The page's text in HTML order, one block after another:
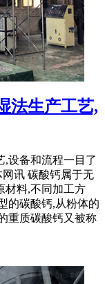
法生产工艺,
,设备和流程一目了
网讯 碳酸钙属于无
材料,不同加工方
的碳酸钙,从粉体的
重质碳酸钙又被称